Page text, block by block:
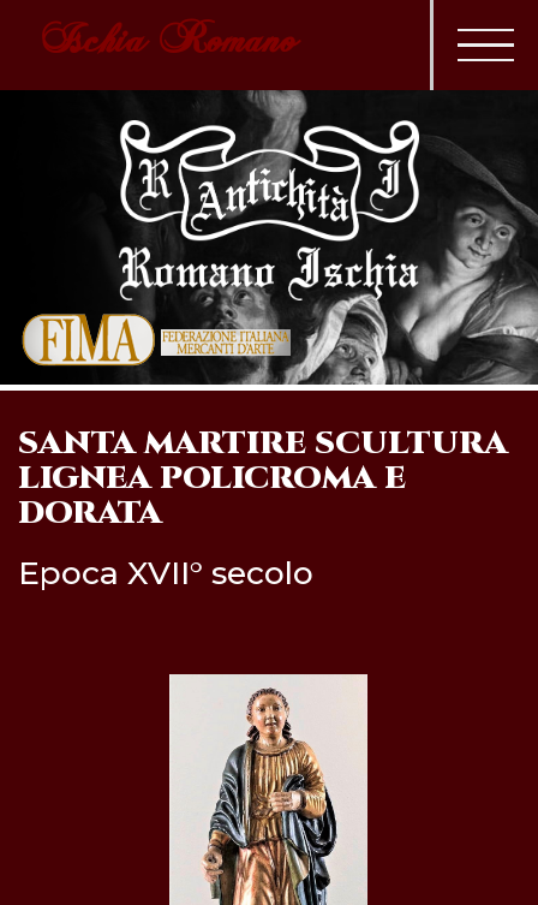
Ischia Romano
SANTA MARTIRE SCULTURA
LIGNEA POLICROMA E
DORATA
Epoca XVII° secolo